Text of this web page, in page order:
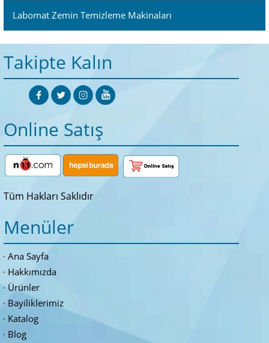
Labomat Zemin Temizleme Makinaları
Takipte Kalın
Online Satış
Tüm Hakları Saklıdır
Menüler
Ana Sayfa
Hakkımızda
Ürünler
Bayiliklerimiz
Katalog
Blog